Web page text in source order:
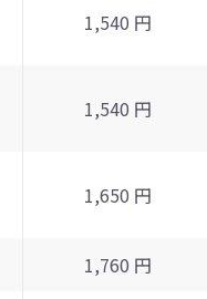
1,540 円
1,540 円
1,650 円
1,760 円